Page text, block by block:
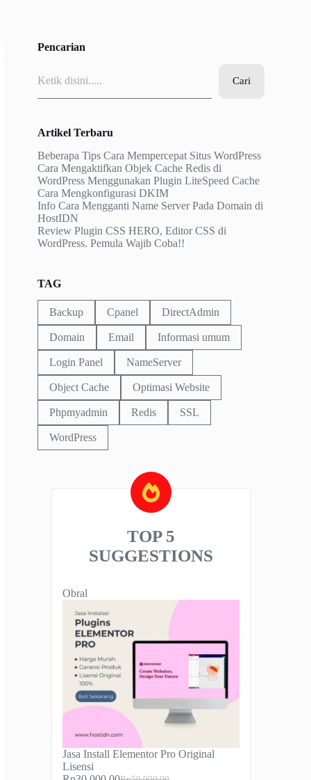
Pencarian
Cari
Artikel Terbaru
Beberapa Tips Cara Mempercepat Situs WordPress
Cara Mengaktifkan Objek Cache Redis di
WordPress Menggunakan Plugin LiteSpeed Cache
Cara Mengkonfigurasi DKIM
Info Cara Mengganti Name Server Pada Domain di
HostIDN
Review Plugin CSS HERO, Editor CSS di
WordPress. Pemula Wajib Coba!!
TAG
Backup Cpanel DirectAdmin
Domain Email Informasi umum
Login Panel NameServer
Object Cache Optimasi Website
Phpmyadmin Redis SSL
WordPress
TOP 5
SUGGESTIONS
Obral
diskon
Jasa Install Elementor Pro Original
Lisensi